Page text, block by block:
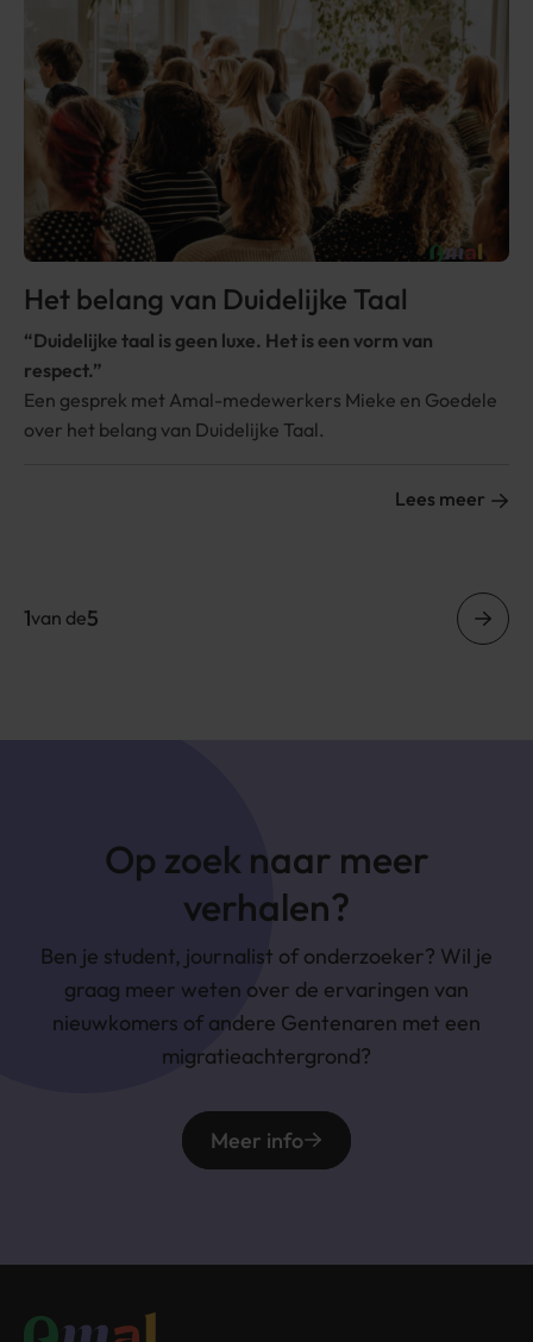
Het belang van Duidelijke Taal
“Duidelijke taal is geen luxe. Het is een vorm van
respect.”
Een gesprek met Amal-medewerkers Mieke en Goedele
over het belang van Duidelijke Taal.
Lees meer
Paginatie
1van de5
Op zoek naar meer
verhalen?
Ben je student, journalist of onderzoeker? Wil je
graag meer weten over de ervaringen van
nieuwkomers of andere Gentenaren met een
migratieachtergrond?
Meer info